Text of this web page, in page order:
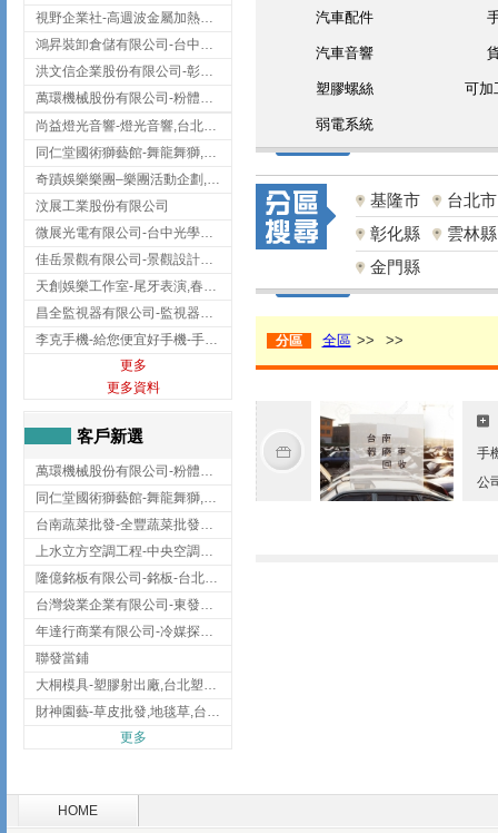
視野企業社-高週波金屬加熱設備,彰化高週波金屬加熱設備
鴻昇裝卸倉儲有限公司-台中貨櫃裝卸
洪文信企業股份有限公司-彰化鋅合金鑄造,彰化五金加工,彰化五金配件
萬環機械股份有限公司-粉體塗裝設備,輸送機,輸送機設備,台南輸送機
尚益燈光音響-燈光音響,台北燈光音響,台北燈光音響出租
同仁堂國術獅藝館-舞龍舞獅,台中舞龍舞獅
奇蹟娛樂樂團–樂團活動企劃,台中樂團表演,台中婚禮樂團
汶展工業股份有限公司
微展光電有限公司-台中光學鍍膜,optical filter taiwan,台灣光學鍍膜
佳岳景觀有限公司-景觀設計公司,台北景觀設計,台北景觀工程,中山區景觀設計
天創娛樂工作室-尾牙表演,春酒表演,板橋尾牙表演
昌全監視器有限公司-監視器安裝,高雄監視器安裝,鳳山區監視器安裝
李克手機-給您便宜好手機-手機收購,屏東手機收購
更多
更多資料
客戶新選
萬環機械股份有限公司-粉體塗裝設備,輸送機,輸送機設備,台南輸送機
同仁堂國術獅藝館-舞龍舞獅,台中舞龍舞獅
台南蔬菜批發-全豐蔬菜批發專送/台南蔬菜箱宅配到府
上水立方空調工程-中央空調規劃,台北中央空調規劃
隆億銘板有限公司-銘板-台北銘板-板橋銘板
台灣袋業企業有限公司-東發企業社/台中太空袋/太空包
年達行商業有限公司-冷媒探漏儀,壓力錶組,真空泵浦,台北冷凍空調材料
聯發當鋪
大桐模具-塑膠射出廠,台北塑膠射出廠
財神園藝-草皮批發,地毯草,台北草,彰化地毯草,彰化台北草
更多
汽車配件
汽車音響
塑膠螺絲 可加
弱電系統
基隆市
台北市
彰化縣
雲林縣
金門縣
分區 全區 >> >>
手
公
HOME